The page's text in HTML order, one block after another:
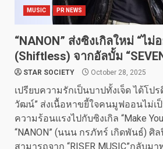
MUSIC PR NEWS
“NANON” ส่งซิงเกิลใหม่ “ไม่
(Shiftless) จากอัลบั้ม
STAR SOCIETY October 28, 2025
เปรียบความรักเป็นบาปทั้งเจ็ด ได้โป
วัฒน์” ส่งเนื้อหาขยี้ใจคนมูฟออนไม่เ
ความร้อนแรงไปกับซิงเกิล “Make
“NANON” (นนน กรภัทร์ เกิดพันธ์) ศิ
สามารถจาก “RISER MUSIC”กลับม